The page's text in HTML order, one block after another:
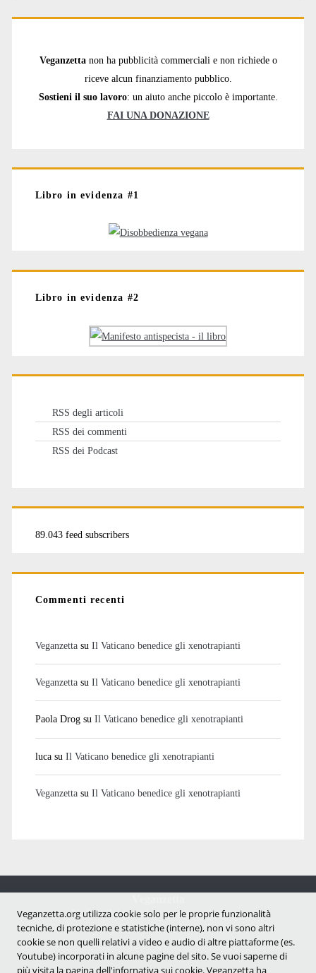
Veganzetta non ha pubblicità commerciali e non richiede o
riceve alcun finanziamento pubblico.
Sostieni il suo lavoro: un aiuto anche piccolo è importante.
FAI UNA DONAZIONE
Libro in evidenza #1
Libro in evidenza #2
RSS degli articoli
RSS dei commenti
RSS dei Podcast
89.043 feed subscribers
Commenti recenti
Veganzettasu Il Vaticano benedice gli xenotrapianti
Veganzettasu Il Vaticano benedice gli xenotrapianti
Paola Drogsu Il Vaticano benedice gli xenotrapianti
lucasu Il Vaticano benedice gli xenotrapianti
Veganzettasu Il Vaticano benedice gli xenotrapianti
Notizie dal mondo vegan e antispecista
Veganzetta.org utilizza cookie solo per le proprie funzionalità
tecniche, di protezione e statistiche (interne), non vi sono altri
cookie se non quelli relativi a video e audio di altre piattaforme (es.
Youtube) incorporati in alcune pagine del sito. Se vuoi saperne di
più visita la pagina dell'infornativa sui cookie. Veganzetta ha